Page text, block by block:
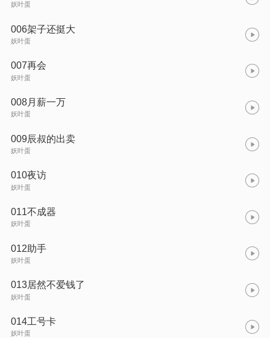
妖叶蛋
006架子还挺大
妖叶蛋
007再会
妖叶蛋
008月薪一万
妖叶蛋
009辰叔的出卖
妖叶蛋
010夜访
妖叶蛋
011不成器
妖叶蛋
012助手
妖叶蛋
013居然不爱钱了
妖叶蛋
014工号卡
妖叶蛋